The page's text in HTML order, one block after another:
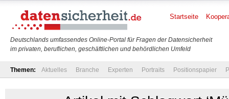
Deutschlands umfassendes Online-Portal für Fragen der Datensicherheit
im privaten, beruflichen, geschäftlichen und behördlichen Umfeld
Startseite
Themen: Aktuelles Branche Experten Portraits Positionspapier